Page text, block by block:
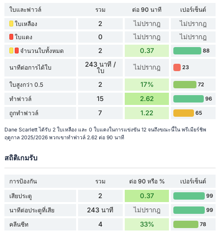
ใบและฟาวล์ รวม ต่อ 90 นาที
เปอร์เซ็นต์
ใบเหลือง
2 ไม่ปรากฎ ไม่ปรากฎ
ใบแดง 0 ไม่ปรากฎ ไม่ปรากฎ
จำนวนใบทั้งหมด 2 0.37 88
นาทีต่อการได้ใบ
243 นาที /
ใบ
ไม่ปรากฎ 23
ใบสูงกว่า 0.5 2 17% 72
ทำฟาวล์ 15 2.62 96
ถูกทำฟาวล์ 7 1.22 65
Dane Scarlett ได้รับ 2 ใบเหลือง และ 0 ใบแดงในการแข่งขัน 12 จนถึงขณะนี้ใน พรีเมียร์ชิพ
ฤดูกาล 2025/2026 พวกเขาทำฟาวล์ 2.62 ต่อ 90 นาที
สถิติเกมรับ
การป้องกัน รวม ต่อ 90 หรือ %
เปอร์เซ็นต์
เสียประตู
2 0.37 99
นาทีต่อประตูที่เสีย 243 นาที ไม่ปรากฎ 99
คลีนชีท 4 33% 78